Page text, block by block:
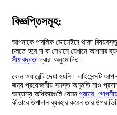
বিজ্ঞপ্তিসমূহ:
আপনাকে পাবলিক ডোমেইনে থাকা
চলতে হবে না বা সেখানে যেখানে আপনার
সীমাবদ্ধতাদ্বারা অনুমোদিত।
কোন ওয়ারেন্টি দেয়া হয়নি। লাইসেন্সটি
জন্য প্রয়োজনীয় সমস্ত অনুমতি নাও
অন্যান্য অধিকারগুলি যেমনপ্রচার,
কীভাবে উপাদান ব্যবহার করেন তার উপর